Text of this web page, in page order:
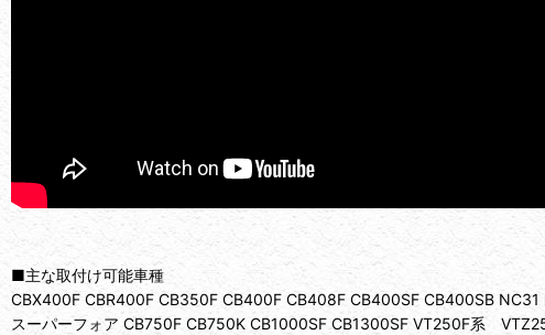
■主な取付け可能車種
CBX400F CBR400F CB350F CB400F CB408F CB400SF CB400SB
スーパーフォア CB750F CB750K CB1000SF CB1300SF VT250F系